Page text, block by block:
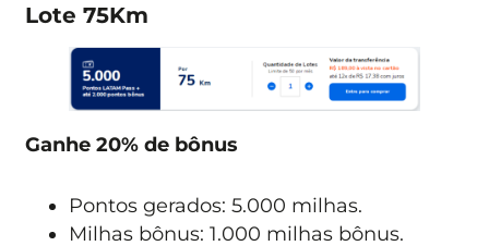
Lote 75Km
Ganhe 20% de bônus
Pontos gerados: 5.000 milhas.
Milhas bônus: 1.000 milhas bônus.